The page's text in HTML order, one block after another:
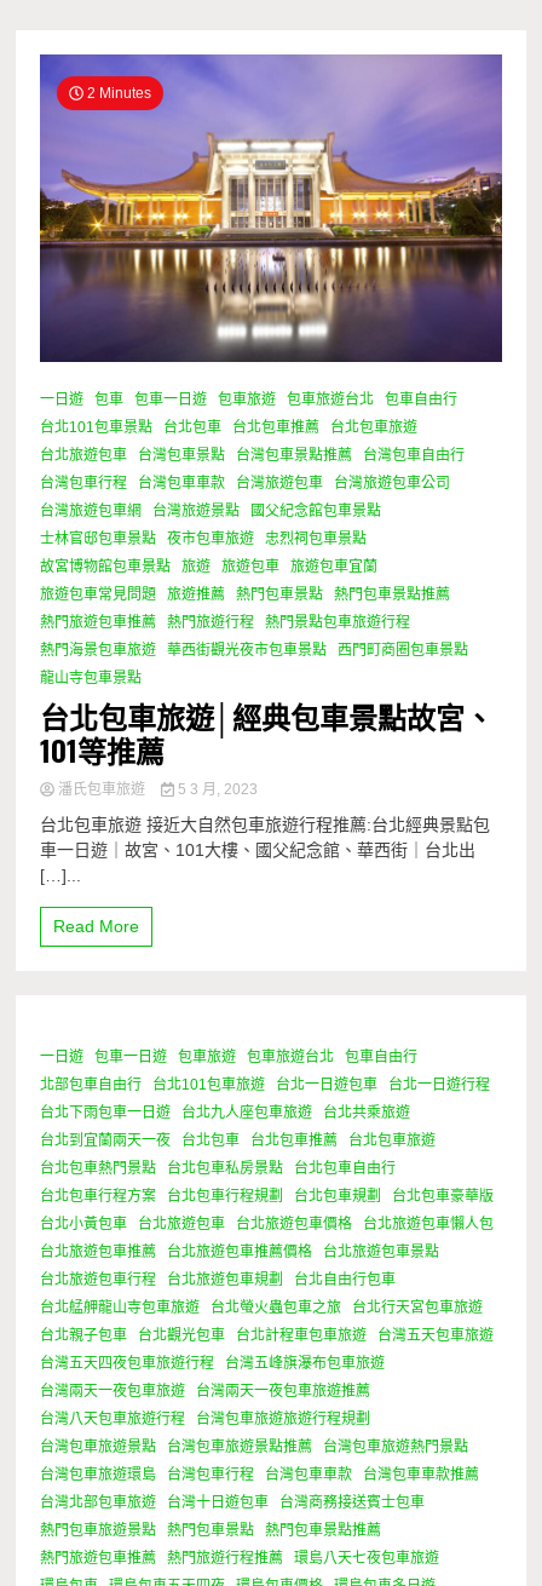
2 Minutes
一日遊 包車 包車一日遊 包車旅遊 包車旅遊台北
包車自由行
台北101包車景點
台北包車 台北包車推薦
台北包車旅遊
台北旅遊包車
台灣包車景點 台灣包車景點推薦
台灣包車自由行
台灣包車行程
台灣包車車款 台灣旅遊包車
台灣旅遊包車公司
台灣旅遊包車網
台灣旅遊景點
國父紀念館包車景點
士林官邸包車景點
夜市包車旅遊
忠烈祠包車景點
故宮博物館包車景點
旅遊 旅遊包車
旅遊包車宜蘭
旅遊包車常見問題
旅遊推薦 熱門包車景點
熱門包車景點推薦
熱門旅遊包車推薦
熱門旅遊行程
熱門景點包車旅遊行程
熱門海景包車旅遊
華西街觀光夜市包車景點
西門町商圈包車景點
龍山寺包車景點
台北包車旅遊│經典包車景點故宮、
101等推薦
潘氏包車旅遊 5 3 月, 2023
台北包車旅遊 接近大自然包車旅遊行程推薦:台北經典景點包
車一日遊｜故宮、101大樓、國父紀念館、華西街｜台北出
[…]...
Read More
0 Minutes
一日遊 包車一日遊 包車旅遊 包車旅遊台北
包車自由行
北部包車自由行
台北101包車旅遊 台北一日遊包車
台北一日遊行程
台北下雨包車一日遊
台北九人座包車旅遊
台北共乘旅遊
台北到宜蘭兩天一夜
台北包車 台北包車推薦
台北包車旅遊
台北包車熱門景點
台北包車私房景點
台北包車自由行
台北包車行程方案
台北包車行程規劃 台北包車規劃
台北包車豪華版
台北小黃包車
台北旅遊包車 台北旅遊包車價格
台北旅遊包車懶人包
台北旅遊包車推薦
台北旅遊包車推薦價格
台北旅遊包車景點
台北旅遊包車行程
台北旅遊包車規劃
台北自由行包車
台北艋舺龍山寺包車旅遊
台北螢火蟲包車之旅
台北行天宮包車旅遊
台北親子包車
台北觀光包車 台北計程車包車旅遊
台灣五天包車旅遊
台灣五天四夜包車旅遊行程
台灣五峰旗瀑布包車旅遊
台灣兩天一夜包車旅遊
台灣兩天一夜包車旅遊推薦
台灣八天包車旅遊行程
台灣包車旅遊旅遊行程規劃
台灣包車旅遊景點
台灣包車旅遊景點推薦
台灣包車旅遊熱門景點
台灣包車旅遊環島
台灣包車行程 台灣包車車款
台灣包車車款推薦
台灣北部包車旅遊
台灣十日遊包車
台灣商務接送賓士包車
熱門包車旅遊景點
熱門包車景點
熱門包車景點推薦
熱門旅遊包車推薦
熱門旅遊行程推薦
環島八天七夜包車旅遊